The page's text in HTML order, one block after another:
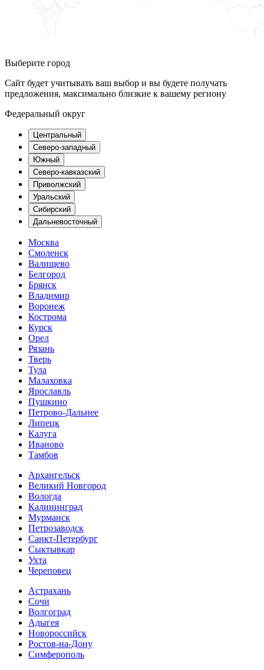
Выберите город
Сайт будет учитывать ваш выбор и вы будете получать
предложения, максимально близкие к вашему региону
Федеральный округ
Центральный
Северо-западный
Южный
Северо-кавказский
Приволжский
Уральский
Сибирский
Дальневосточный
Москва
Смоленск
Валищево
Белгород
Брянск
Владимир
Воронеж
Кострома
Курск
Орел
Рязань
Тверь
Тула
Малаховка
Ярославль
Пушкино
Петрово-Дальнее
Липецк
Калуга
Иваново
Тамбов
Архангельск
Великий Новгород
Вологда
Калининград
Мурманск
Петрозаводск
Санкт-Петербург
Сыктывкар
Ухта
Череповец
Астрахань
Сочи
Волгоград
Адыгея
Новороссийск
Ростов-на-Дону
Симферополь